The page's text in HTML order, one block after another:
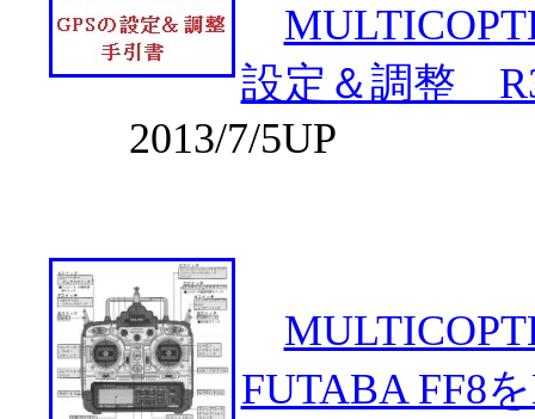
設定＆調整
2013/7/5UP
FUTABA FF8